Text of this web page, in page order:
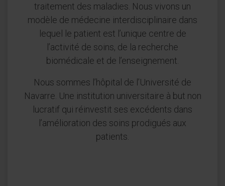
traitement des maladies. Nous vivons un
modèle de médecine interdisciplinaire dans
lequel le patient est l’unique centre de
l’activité de soins, de la recherche
biomédicale et de l’enseignement.
Nous sommes l’hôpital de l’Université de
Navarre. Une institution universitaire à but non
lucratif qui réinvestit ses excédents dans
l’amélioration des soins prodigués aux
patients.